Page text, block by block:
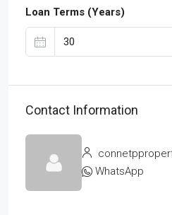
Loan Terms (Years)
Contact Information
WhatsApp